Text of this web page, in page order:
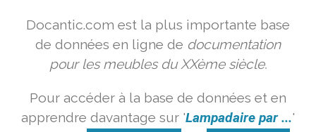
Docantic.com est la plus importante base
de données en ligne de documentation
pour les meubles du XXème siècle.
Pour accéder à la base de données et en
apprendre davantage sur 'Lampadaire par ...'